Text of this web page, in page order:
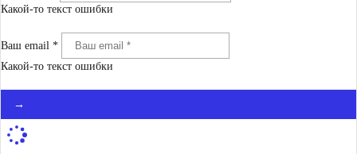
Какой-то текст ошибки
Ваш email *
Какой-то текст ошибки
→